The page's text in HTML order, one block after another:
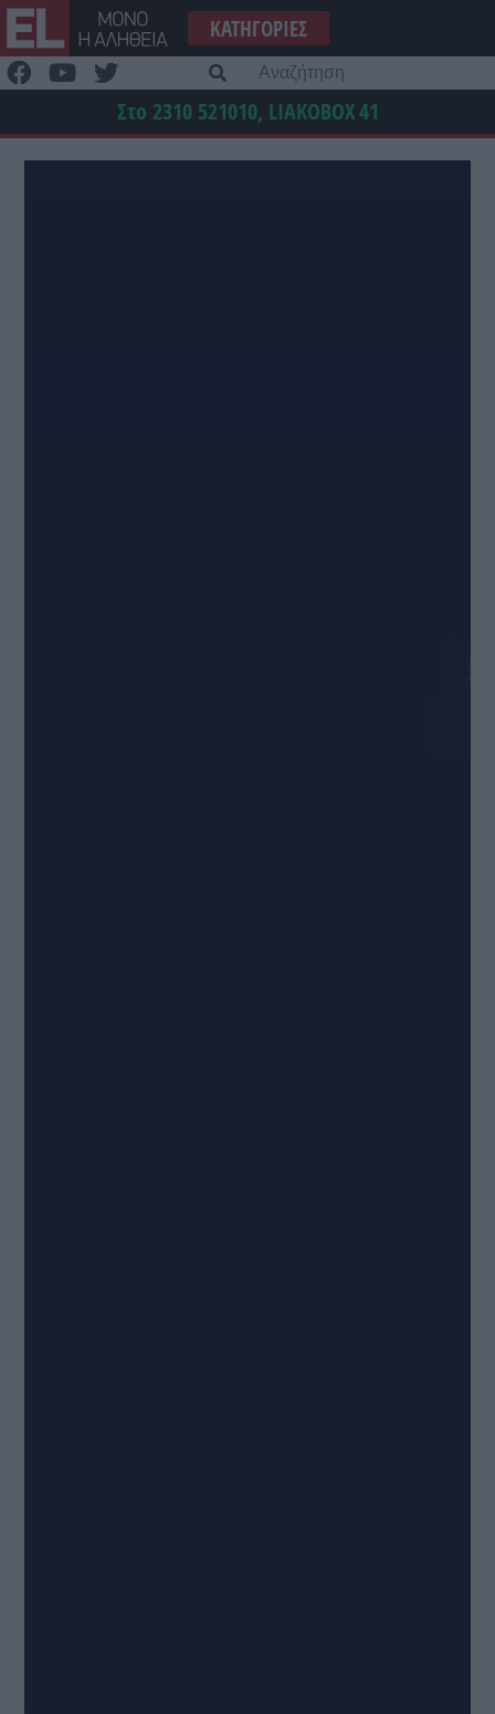
Μετάβαση
στο
περιεχόμενο
ΚΑΤΗΓΟΡΊΕΣ
Στο 2310 521010, LIAKOBOX41